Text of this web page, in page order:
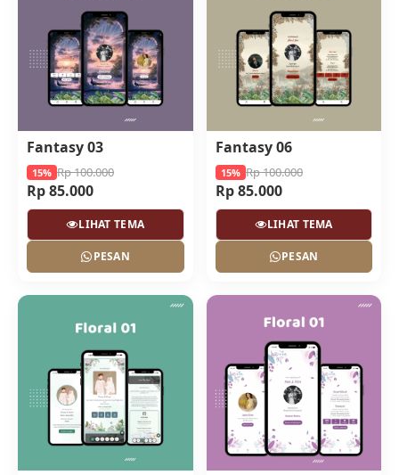
Fantasy 03
15% Rp 100.000
Rp 85.000
LIHAT TEMA
PESAN
Fantasy 06
15% Rp 100.000
Rp 85.000
LIHAT TEMA
PESAN